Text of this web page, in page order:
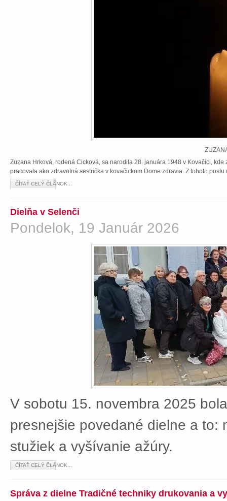
Zuzana Hrková, rodená Cicková, sa narodila 28. januára 1948 v Kovačici,
pracovala ako zdravotná sestrička v kovačickom Dome zdravia. Z tohoto
ČÍTAŤ CELÝ ČLÁNOK...
Dielňa v Selenči
Pondelok, 19 Január 2026
V sobotu 15. novembra 2025
presnejšie povedané dielne a to:
stužiek a vyšívanie ažúry.
ČÍTAŤ CELÝ ČLÁNOK...
Správa z dielne Tradičné techniky drukovania a